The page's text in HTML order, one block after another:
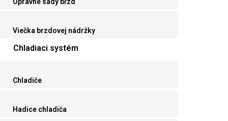
Viečka brzdovej nádržky
Chladiaci systém
Chladiče
Hadice chladiča